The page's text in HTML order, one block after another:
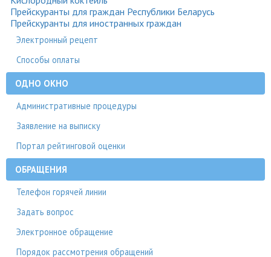
Прейскуранты для граждан Республики Беларусь
Прейскуранты для иностранных граждан
Электронный рецепт
Способы оплаты
ОДНО ОКНО
Административные процедуры
Заявление на выписку
Портал рейтинговой оценки
ОБРАЩЕНИЯ
Телефон горячей линии
Задать вопрос
Электронное обращение
Порядок рассмотрения обращений